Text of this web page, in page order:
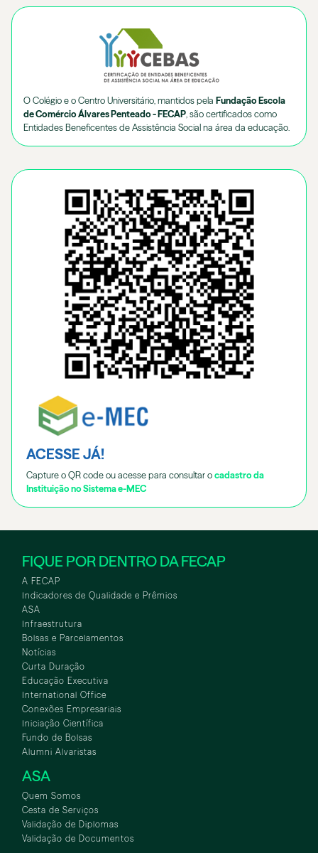
O Colégio e o Centro Universitário, mantidos pela Fundação Escola
de Comércio Álvares Penteado - FECAP , são certificados como
Entidades Beneficentes de Assistência Social na área da educação.
ACESSE JÁ!
Capture o QR code ou acesse para consultar o cadastro da
Instituição no Sistema e-MEC
FIQUE POR DENTRO DA FECAP
A FECAP
Indicadores de Qualidade e Prêmios
ASA
Infraestrutura
Bolsas e Parcelamentos
Notícias
Curta Duração
Educação Executiva
International Office
Conexões Empresariais
Iniciação Científica
Fundo de Bolsas
Alumni Alvaristas
ASA
Quem Somos
Cesta de Serviços
Validação de Diplomas
Validação de Documentos